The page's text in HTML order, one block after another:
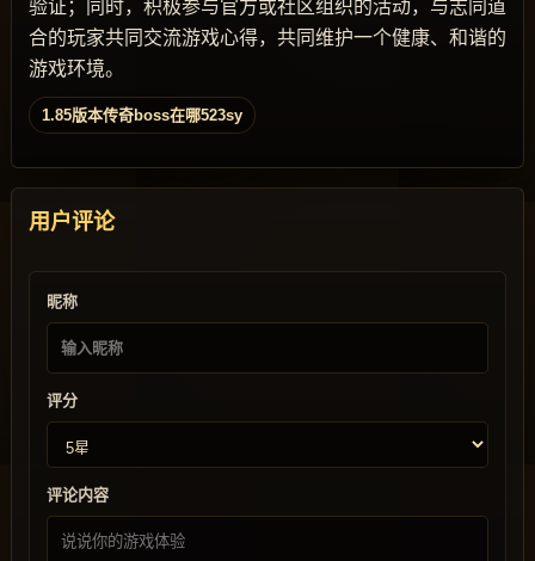
验证；同时，积极参与官方或社区组织的活动，与志同道
合的玩家共同交流游戏心得，共同维护一个健康、和谐的
游戏环境。
1.85版本传奇boss在哪523sy
用户评论
昵称
评分
评论内容